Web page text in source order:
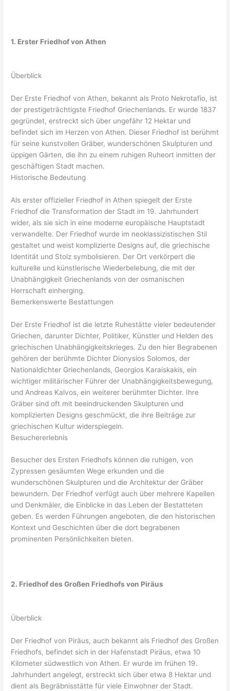
1. Erster Friedhof von Athen
Überblick
Der Erste Friedhof von Athen, bekannt als Proto Nekrotafio, ist
der prestigeträchtigste Friedhof Griechenlands. Er wurde 1837
gegründet, erstreckt sich über ungefähr 12 Hektar und
befindet sich im Herzen von Athen. Dieser Friedhof ist berühmt
für seine kunstvollen Gräber, wunderschönen Skulpturen und
üppigen Gärten, die ihn zu einem ruhigen Ruheort inmitten der
geschäftigen Stadt machen.
Historische Bedeutung
Als erster offizieller Friedhof in Athen spiegelt der Erste
Friedhof die Transformation der Stadt im 19. Jahrhundert
wider, als sie sich in eine moderne europäische Hauptstadt
verwandelte. Der Friedhof wurde im neoklassizistischen Stil
gestaltet und weist komplizierte Designs auf, die griechische
Identität und Stolz symbolisieren. Der Ort verkörpert die
kulturelle und künstlerische Wiederbelebung, die mit der
Unabhängigkeit Griechenlands von der osmanischen
Herrschaft einherging.
Bemerkenswerte Bestattungen
Der Erste Friedhof ist die letzte Ruhestätte vieler bedeutender
Griechen, darunter Dichter, Politiker, Künstler und Helden des
griechischen Unabhängigkeitskrieges. Zu den hier Begrabenen
gehören der berühmte Dichter Dionysios Solomos, der
Nationaldichter Griechenlands, Georgios Karaiskakis, ein
wichtiger militärischer Führer der Unabhängigkeitsbewegung,
und Andreas Kalvos, ein weiterer berühmter Dichter. Ihre
Gräber sind oft mit beeindruckenden Skulpturen und
komplizierten Designs geschmückt, die ihre Beiträge zur
griechischen Kultur widerspiegeln.
Besuchererlebnis
Besucher des Ersten Friedhofs können die ruhigen, von
Zypressen gesäumten Wege erkunden und die
wunderschönen Skulpturen und die Architektur der Gräber
bewundern. Der Friedhof verfügt auch über mehrere Kapellen
und Denkmäler, die Einblicke in das Leben der Bestatteten
geben. Es werden Führungen angeboten, die den historischen
Kontext und Geschichten über die dort begrabenen
prominenten Persönlichkeiten bieten.
2. Friedhof des Großen Friedhofs von Piräus
Überblick
Der Friedhof von Piräus, auch bekannt als Friedhof des Großen
Friedhofs, befindet sich in der Hafenstadt Piräus, etwa 10
Kilometer südwestlich von Athen. Er wurde im frühen 19.
Jahrhundert angelegt, erstreckt sich über etwa 8 Hektar und
dient als Begräbnisstätte für viele Einwohner der Stadt.